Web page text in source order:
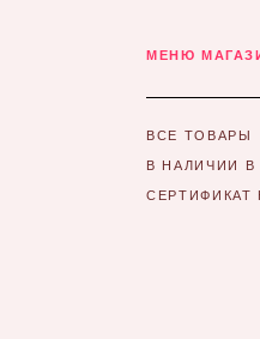
МЕНЮ
ВСЕ ТОВАРЫ
В НАЛИЧИИ В
СЕРТИФИКАТ